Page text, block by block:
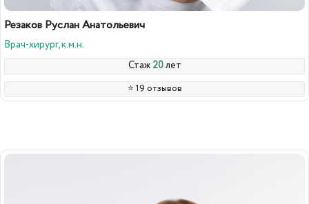
Резаков Руслан Анатольевич
Врач-хирург, к.м.н.
Стаж 20лет
⭐️ 19 отзывов